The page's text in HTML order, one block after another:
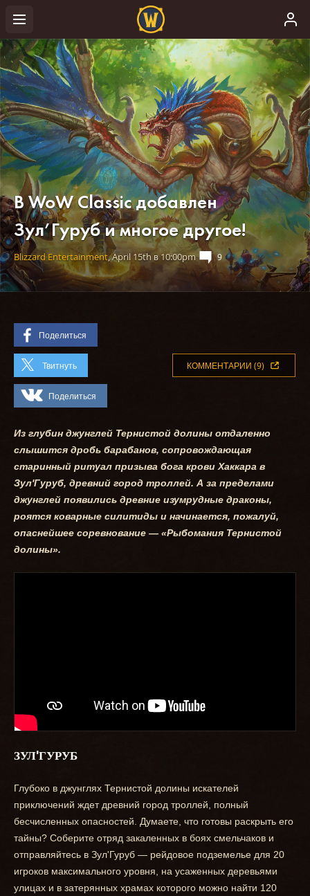
В WoW Classic добавлен
Зул’Гуруб и многое другое!
Blizzard Entertainment,April 15th в10:00pm 9
Поделиться
Твитнуть
Поделиться
КОММЕНТАРИИ (9)
Из глубин джунглей Тернистой долины отдаленно
слышится дробь барабанов, сопровождающая
старинный ритуал призыва бога крови Хаккара в
Зул'Гуруб, древний город троллей. А за пределами
джунглей появились древние изумрудные драконы,
роятся коварные силитиды и начинается, пожалуй,
опаснейшее соревнование — «Рыбомания Тернистой
долины».
ЗУЛ'ГУРУБ
Глубоко в джунглях Тернистой долины искателей
приключений ждет древний город троллей, полный
бесчисленных опасностей. Думаете, что готовы раскрыть его
тайны? Соберите отряд закаленных в боях смельчаков и
отправляйтесь в Зул'Гуруб — рейдовое подземелье для 20
игроков максимального уровня, на усаженных деревьями
улицах и в затерянных храмах которого можно найти 120